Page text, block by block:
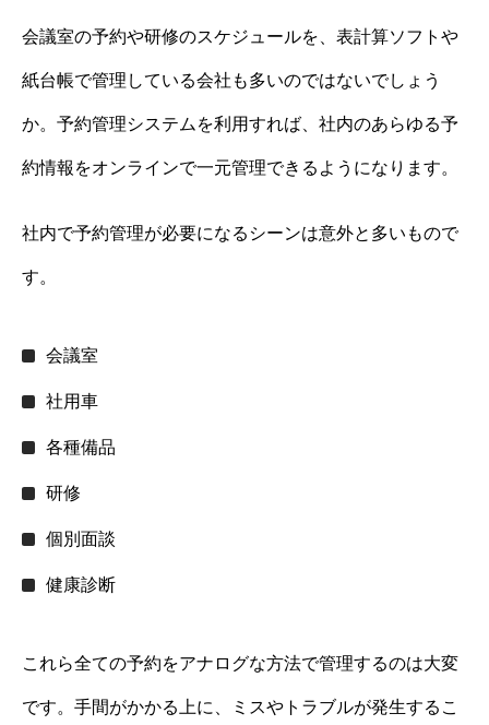
会議室の予約や研修のスケジュールを、表計算ソフトや
紙台帳で管理している会社も多いのではないでしょう
か。予約管理システムを利用すれば、社内のあらゆる予
約情報をオンラインで一元管理できるようになります。
社内で予約管理が必要になるシーンは意外と多いもので
す。
会議室
社用車
各種備品
研修
個別面談
健康診断
これら全ての予約をアナログな方法で管理するのは大変
です。手間がかかる上に、ミスやトラブルが発生するこ